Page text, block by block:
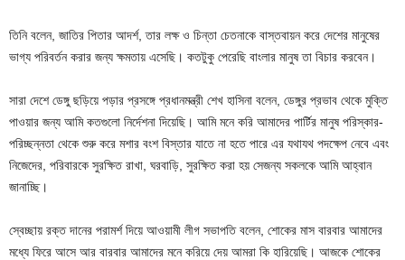
তিনি বলেন, জাতির পিতার আদর্শ, তার লক্ষ ও চিন্তা চেতনাকে বাস্তবায়ন করে দেশের মানুষের
ভাগ্য পরিবর্তন করার জন্য ক্ষমতায় এসেছি। কতটুকু পেরেছি বাংলার মানুষ তা বিচার করবেন।
সারা দেশে ডেঙ্গু ছড়িয়ে পড়ার প্রসঙ্গে প্রধানমন্ত্রী শেখ হাসিনা বলেন, ডেঙ্গুর প্রভাব থেকে মুক্তি
পাওয়ার জন্য আমি কতগুলো নির্দেশনা দিয়েছি। আমি মনে করি আমাদের পার্টির মানুষ পরিস্কার-
পরিচ্ছন্নতা থেকে শুরু করে মশার বংশ বিস্তার যাতে না হতে পারে এর যথাযথ পদক্ষেপ নেবে এবং
নিজেদের, পরিবারকে সুরক্ষিত রাখা, ঘরবাড়ি, সুরক্ষিত করা হয় সেজন্য সকলকে আমি আহ্বান
জানাচ্ছি।
স্বেচ্ছায় রক্ত দানের পরামর্শ দিয়ে আওয়ামী লীগ সভাপতি বলেন, শোকের মাস বারবার আমাদের
মধ্যে ফিরে আসে আর বারবার আমাদের মনে করিয়ে দেয় আমরা কি হারিয়েছি। আজকে শোকের